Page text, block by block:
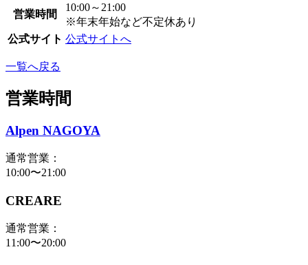
営業時間
10:00～21:00
※年末年始など不定休あり
公式サイト 公式サイトへ
一覧へ戻る
営業時間
Alpen NAGOYA
通常営業：
10:00〜21:00
CREARE
通常営業：
11:00〜20:00